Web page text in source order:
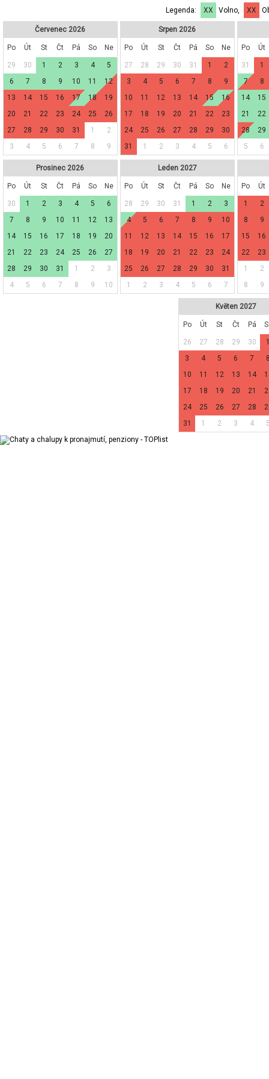
Legenda: XX Volno, XX
Červenec 2026
Po Út St Čt Pá So Ne
29 30 1 2 3 4
5
6
7 8 9 10 11
12
13
14 15 16 17 18
19
20
21 22 23 24 25
26
27
28 29 30 31 1
2
3
4 5 6 7 8 9
Srpen 2026
Po Út St Čt Pá So Ne
27 28 29 30 31 1
2
3
4 5 6 7 8
9
10
11 12 13 14 15
16
17
18 19 20 21 22
23
24
25 26 27 28 29
30
31
1 2 3 4 5 6
Po Út
31
1
7
8
14
15
21
22
28
29
5
6
Prosinec 2026
Po Út St Čt Pá So Ne
30 1 2 3 4 5
6
7
8 9 10 11 12
13
14
15 16 17 18 19
20
21
22 23 24 25 26
27
28
29 30 31 1 2
3
4
5 6 7 8 9 10
Leden 2027
Po Út St Čt Pá So Ne
28 29 30 31 1 2
3
4
5 6 7 8 9
10
11
12 13 14 15 16
17
18
19 20 21 22 23
24
25
26 27 28 29 30
31
1
2 3 4 5 6 7
Po Út
1
2
8
9
15
16
22
23
1
2
8
9
Květen 2027
Po Út St Čt Pá
26 27 28 29 30
3
4 5 6 7
10
11 12 13 14
17
18 19 20 21
24
25 26 27 28
31
1 2 3 4